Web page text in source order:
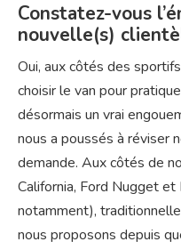
Constatez-vous
nouvelle(s)
Oui, aux côtés des
choisir le van pour
désormais un vrai
nous a poussés à réviser
demande. Aux côtés de
California, Ford Nugget
notamment),
nous proposons depuis